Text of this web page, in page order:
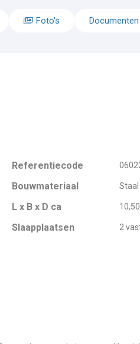
Foto's Documenten
Referentiecode
Bouwmateriaal Staal
L x B x D ca
Slaapplaatsen 2